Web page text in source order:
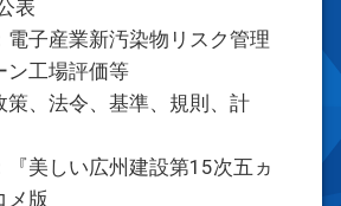
表
電子産業新汚染物リスク管理
ン工場評価等
策、法令、基準、規則、計
『美しい広州建設第15次五ヵ
メ版